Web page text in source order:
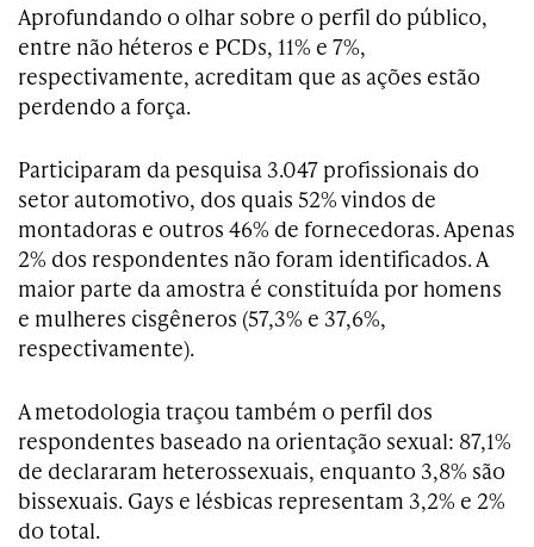
Aprofundando o olhar sobre o perfil do público,
entre não héteros e PCDs, 11% e 7%,
respectivamente, acreditam que as ações estão
perdendo a força.
Participaram da pesquisa 3.047 profissionais do
setor automotivo, dos quais 52% vindos de
montadoras e outros 46% de fornecedoras. Apenas
2% dos respondentes não foram identificados. A
maior parte da amostra é constituída por homens
e mulheres cisgêneros (57,3% e 37,6%,
respectivamente).
A metodologia traçou também o perfil dos
respondentes baseado na orientação sexual: 87,1%
de declararam heterossexuais, enquanto 3,8% são
bissexuais. Gays e lésbicas representam 3,2% e 2%
do total.